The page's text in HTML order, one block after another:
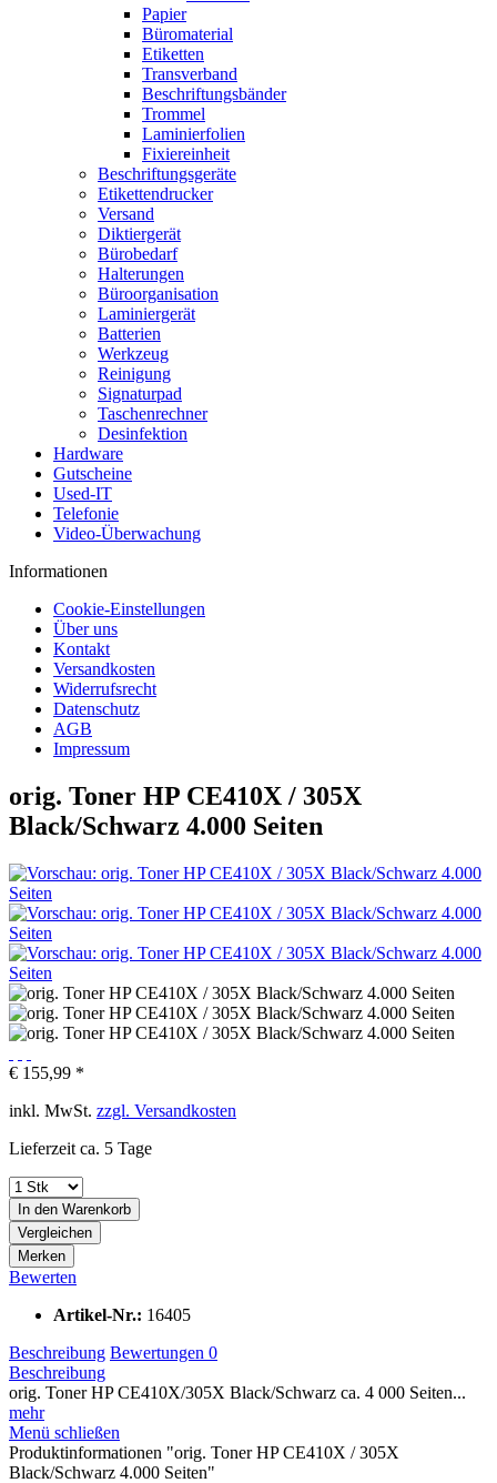
Papier
Büromaterial
Etiketten
Transverband
Beschriftungsbänder
Trommel
Laminierfolien
Fixiereinheit
Beschriftungsgeräte
Etikettendrucker
Versand
Diktiergerät
Bürobedarf
Halterungen
Büroorganisation
Laminiergerät
Batterien
Werkzeug
Reinigung
Signaturpad
Taschenrechner
Desinfektion
Hardware
Gutscheine
Used-IT
Telefonie
Video-Überwachung
Informationen
Cookie-Einstellungen
Über uns
Kontakt
Versandkosten
Widerrufsrecht
Datenschutz
AGB
Impressum
orig. Toner HP CE410X / 305X
Black/Schwarz 4.000 Seiten
€ 155,99 *
inkl. MwSt. zzgl. Versandkosten
Lieferzeit ca. 5 Tage
In den Warenkorb
Vergleichen
Merken
Bewerten
Artikel-Nr.: 16405
Beschreibung Bewertungen 0
Beschreibung
orig. Toner HP CE410X/305X Black/Schwarz ca. 4 000 Seiten...
mehr
Menü schließen
Produktinformationen "orig. Toner HP CE410X / 305X
Black/Schwarz 4.000 Seiten"